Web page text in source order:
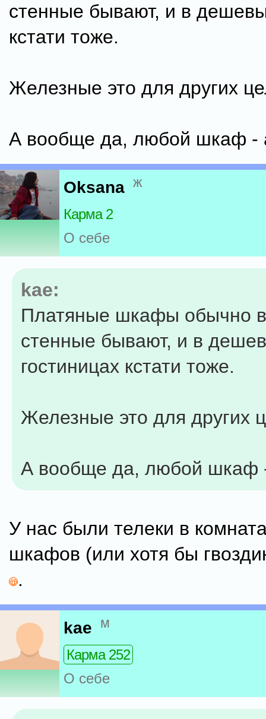
стенные бывают, и в
кстати тоже.
Железные это для других
А вообще да, любой шкаф -
Oksana ж
Карма 2
О себе
kae:
Платяные шкафы обычно
стенные бывают, и в
гостиницах кстати тоже.
Железные это для других
А вообще да, любой шкаф
У нас были телеки в
шкафов (или хотя бы
.
kae м
Карма 252
О себе